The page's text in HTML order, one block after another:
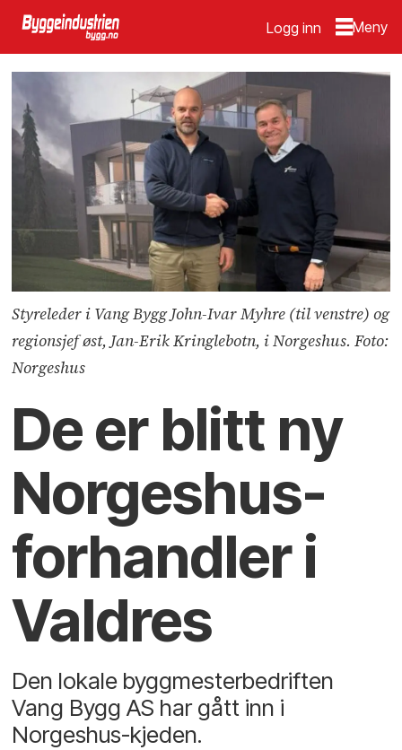
Logg inn
Styreleder i Vang Bygg John-Ivar Myhre (til venstre) og
regionsjef øst, Jan-Erik Kringlebotn, i Norgeshus. Foto:
Norgeshus
De er blitt ny
Norgeshus-
forhandler i
Valdres
Den lokale byggmesterbedriften
Vang Bygg AS har gått inn i
Norgeshus-kjeden.